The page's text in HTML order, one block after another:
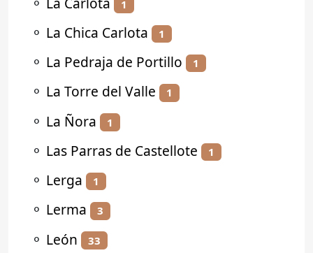
1
⚬ La Chica Carlota 1
⚬ La Pedraja de Portillo 1
⚬ La Torre del Valle 1
⚬ La Ñora 1
⚬ Las Parras de Castellote 1
⚬ Lerga 1
⚬ Lerma 3
⚬ León 33